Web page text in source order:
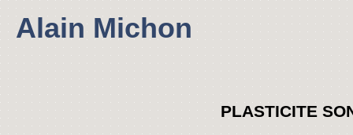
Alain Michon
PLASTICITE